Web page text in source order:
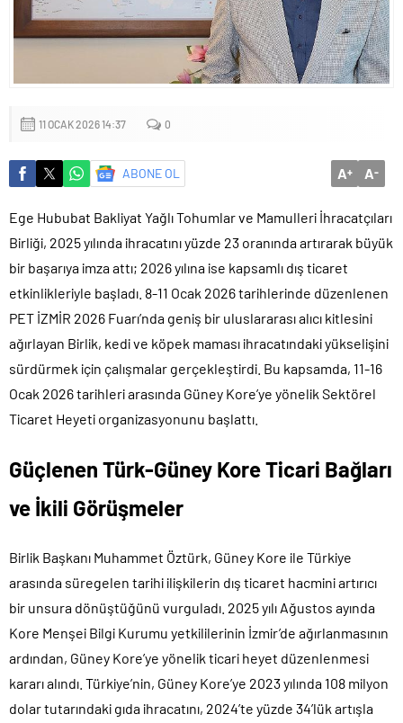
11 OCAK 2026 14:37 0
ABONE OL A+ A-
Ege Hububat Bakliyat Yağlı Tohumlar ve Mamulleri İhracatçıları
Birliği, 2025 yılında ihracatını yüzde 23 oranında artırarak büyük
bir başarıya imza attı; 2026 yılına ise kapsamlı dış ticaret
etkinlikleriyle başladı. 8-11 Ocak 2026 tarihlerinde düzenlenen
PET İZMİR 2026 Fuarı’nda geniş bir uluslararası alıcı kitlesini
ağırlayan Birlik, kedi ve köpek maması ihracatındaki yükselişini
sürdürmek için çalışmalar gerçekleştirdi. Bu kapsamda, 11-16
Ocak 2026 tarihleri arasında Güney Kore’ye yönelik Sektörel
Ticaret Heyeti organizasyonunu başlattı.
Güçlenen Türk-Güney Kore Ticari Bağları
ve İkili Görüşmeler
Birlik Başkanı Muhammet Öztürk, Güney Kore ile Türkiye
arasında süregelen tarihi ilişkilerin dış ticaret hacmini artırıcı
bir unsura dönüştüğünü vurguladı. 2025 yılı Ağustos ayında
Kore Menşei Bilgi Kurumu yetkililerinin İzmir’de ağırlanmasının
ardından, Güney Kore’ye yönelik ticari heyet düzenlenmesi
kararı alındı. Türkiye’nin, Güney Kore’ye 2023 yılında 108 milyon
dolar tutarındaki gıda ihracatını, 2024’te yüzde 34’lük artışla